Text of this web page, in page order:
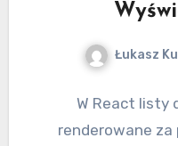
Łukasz
W React listy
renderowane za